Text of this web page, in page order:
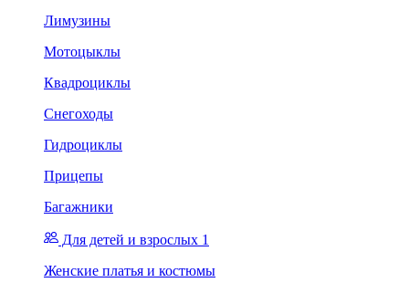
Лимузины
Мотоцыклы
Квадроциклы
Снегоходы
Гидроциклы
Прицепы
Багажники
Для детей и взрослых 1
Женские платья и костюмы